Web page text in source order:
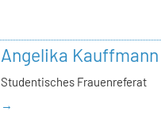
Angelika Kauffmann
Studentisches Frauenreferat
→